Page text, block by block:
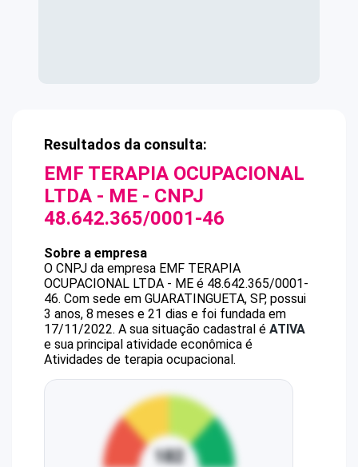
Resultados da consulta:
EMF TERAPIA OCUPACIONAL
LTDA - ME - CNPJ
48.642.365/0001-46
Sobre a empresa
O CNPJ da empresa EMF TERAPIA
OCUPACIONAL LTDA - ME é 48.642.365/0001-
46. Com sede em GUARATINGUETA, SP, possui
3 anos, 8 meses e 21 dias e foi fundada em
17/11/2022. A sua situação cadastral é ATIVA
e sua principal atividade econômica é
Atividades de terapia ocupacional.